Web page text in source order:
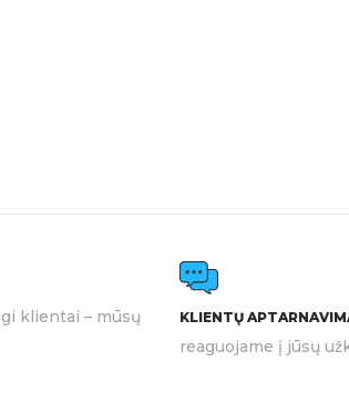
klientai – mūsų
KLIENTŲ
reaguojame į jūsų